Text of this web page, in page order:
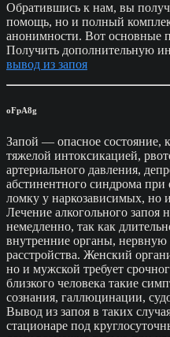
Обратившись к нам, вы
помощь, но и полный
анонимности. Вот основные
Получить дополнительную
вывод из запоя
oFpA8g
Запой — опасное состояние,
тяжелой интоксикацией,
артериального давления,
абстинентного синдрома при
ломку у наркозависимых, но
Лечение алкогольного запоя
немедленно, так как
внутренние органы, нервную
расстройства. Женский
но и мужской требует
близкого человека такие
сознания, галлюцинации,
Вывод из запоя в таких
стационаре под